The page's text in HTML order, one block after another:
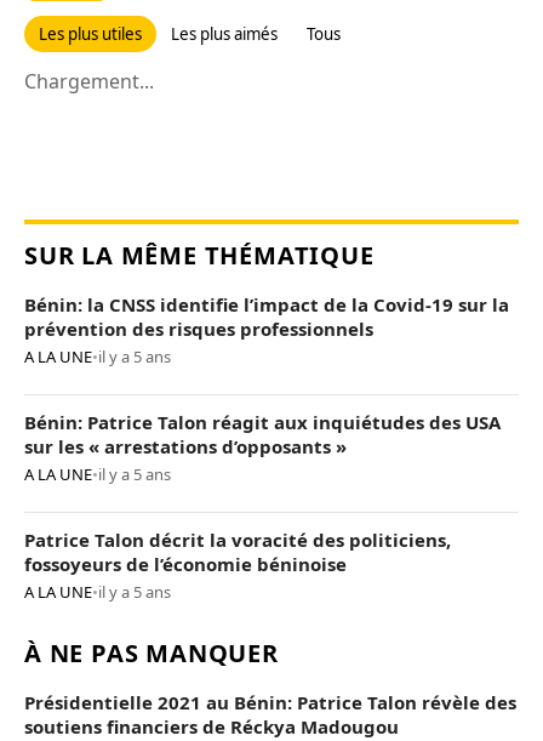
Les plus utiles Les plus aimés Tous
Chargement...
SUR LA MÊME THÉMATIQUE
Bénin: la CNSS identifie l’impact de la Covid-19 sur la
prévention des risques professionnels
A LA UNE•il y a 5 ans
Bénin: Patrice Talon réagit aux inquiétudes des USA
sur les « arrestations d’opposants »
A LA UNE•il y a 5 ans
Patrice Talon décrit la voracité des politiciens,
fossoyeurs de l’économie béninoise
A LA UNE•il y a 5 ans
À NE PAS MANQUER
Présidentielle 2021 au Bénin: Patrice Talon révèle des
soutiens financiers de Réckya Madougou